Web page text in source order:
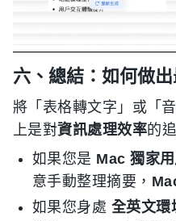
六、總結：如何做
將「表格轉文字」或「
上是對資訊處理效率的
如果您是 Mac 獨家用
意手動整理摘要，
如果您身處 全英文環